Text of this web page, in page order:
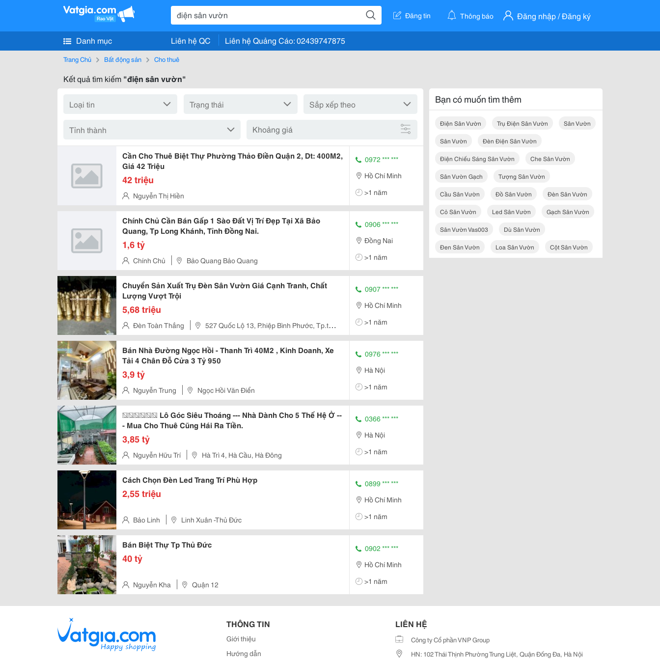
Đăng tin Thông báo Đăng nhập / Đăng ký
Danh mục Liên hệ QC Liên hệ Quảng Cáo: 02439747875
Trang Chủ Bất động sản Cho thuê
Kết quả tìm kiếm "điện sân vườn"
Khoảng giá
Cần Cho Thuê Biệt Thự Phường Thảo Điền Quận 2, Dt: 400M2,
Giá 42 Triệu
42 triệu
Nguyễn Thị Hiền
0972 *** ***
Hồ Chí Minh
>1 năm
Chính Chủ Cần Bán Gấp 1 Sào Đất Vị Trí Đẹp Tại Xã Bảo
Quang, Tp Long Khánh, Tỉnh Đồng Nai.
1,6 tỷ
Chính Chủ Bảo Quang Bảo Quang
0906 *** ***
Đồng Nai
>1 năm
Chuyển Sản Xuất Trụ Đèn Sân Vườn Giá Cạnh Tranh, Chất
Lượng Vượt Trội
5,68 triệu
Đèn Toàn Thắng
527 Quốc Lộ 13, P.hiệp Bình Phước, Tp.thủ
Đức
0907 *** ***
Hồ Chí Minh
>1 năm
Bán Nhà Đường Ngọc Hồi - Thanh Trì 40M2 , Kinh Doanh, Xe
Tải 4 Chân Đỗ Cửa 3 Tỷ 950
3,9 tỷ
Nguyễn Trung Ngọc Hồi Văn Điển
0976 *** ***
Hà Nội
>1 năm
������ Lô Góc Siêu Thoáng --- Nhà Dành Cho 5 Thế Hệ Ở --
- Mua Cho Thuê Cũng Hái Ra Tiền.
3,85 tỷ
Nguyễn Hữu Trí Hà Trì 4, Hà Cầu, Hà Đông
0366 *** ***
Hà Nội
>1 năm
Cách Chọn Đèn Led Trang Trí Phù Hợp
2,55 triệu
Bảo Linh Linh Xuân -Thủ Đức
0899 *** ***
Hồ Chí Minh
>1 năm
Bán Biệt Thự Tp Thủ Đức
40 tỷ
Nguyễn Kha Quận 12
0902 *** ***
Hồ Chí Minh
>1 năm
Bạn có muốn tìm thêm
Điện Sân Vườn Trụ Điện Sân Vườn Sân Vườn
Sân Vườn Đèn Điện Sân Vườn
Điện Chiếu Sáng Sân Vườn Che Sân Vườn
Sân Vườn Gạch Tượng Sân Vườn
Cầu Sân Vườn Đồ Sân Vườn Đèn Sân Vườn
Cỏ Sân Vườn Led Sân Vườn Gạch Sân Vườn
Sân Vườn Vas003 Dù Sân Vườn
Đen Sân Vườn Loa Sân Vườn Cột Sân Vườn
THÔNG TIN
Giới thiệu
Hướng dẫn
LIÊN HỆ
Công ty Cổ phần VNP Group
HN: 102 Thái Thịnh Phường Trung Liệt, Quận Đống Đa, Hà Nội